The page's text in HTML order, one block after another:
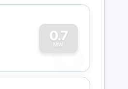
0.7
MW
0